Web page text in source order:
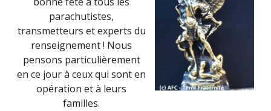
parachutistes,
transmetteurs et experts du
renseignement ! Nous
pensons particulièrement
en ce jour à ceux qui sont en
opération et à leurs
familles.